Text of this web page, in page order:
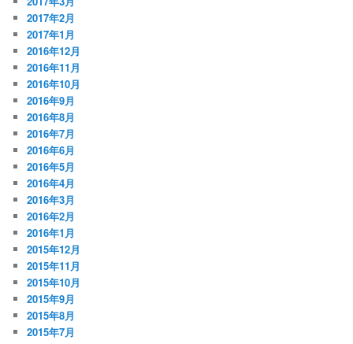
2017年2月
2017年1月
2016年12月
2016年11月
2016年10月
2016年9月
2016年8月
2016年7月
2016年6月
2016年5月
2016年4月
2016年3月
2016年2月
2016年1月
2015年12月
2015年11月
2015年10月
2015年9月
2015年8月
2015年7月